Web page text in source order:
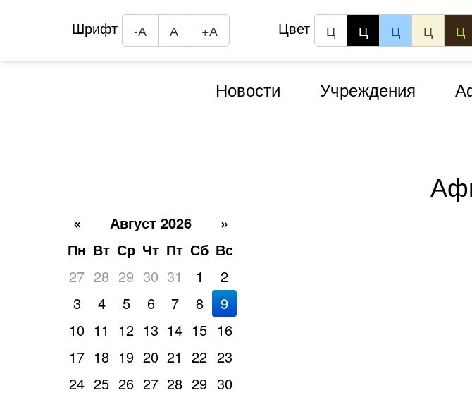
Шрифт -А А +А Цвет Ц Ц Ц Ц Ц
Новости Учреждения
« Август 2026
»
Пн Вт Ср Чт Пт Сб Вс
27 28 29 30 31 1
2
3
4 5 6 7 8
9
10 11 12 13 14 15 16
17 18 19 20 21 22 23
24 25 26 27 28 29 30